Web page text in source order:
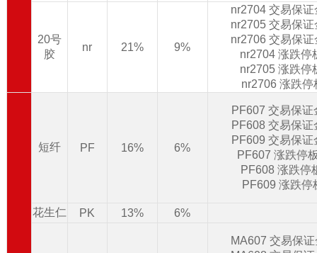
20号
胶
nr 21% 9%
nr2704 交易保
nr2705 交易保
nr2706 交易保
nr2704 涨跌停
nr2705 涨跌停
nr2706 涨跌停
短纤 PF 16% 6%
PF607 交易保
PF608 交易保
PF609 交易保
PF607 涨跌停
PF608 涨跌停
PF609 涨跌停
花生仁 PK 13% 6%
MA607 交易保